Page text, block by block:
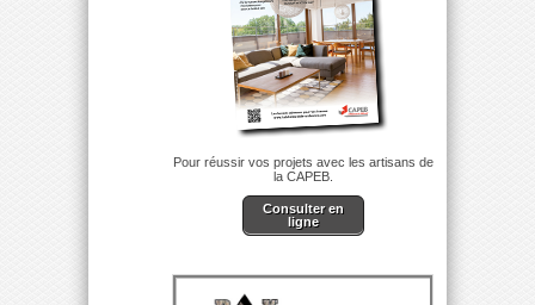
Pour réussir vos projets avec les artisans de
la CAPEB.
Consulter en
ligne